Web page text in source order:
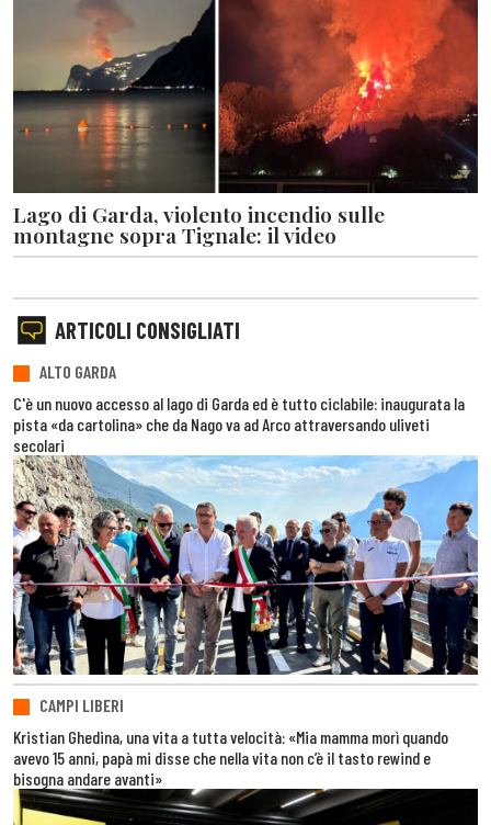
Lago di Garda, violento incendio sulle
montagne sopra Tignale: il video
ARTICOLI CONSIGLIATI
ALTO GARDA
C'è un nuovo accesso al lago di Garda ed è tutto ciclabile: inaugurata la
pista «da cartolina» che da Nago va ad Arco attraversando uliveti
secolari
CAMPI LIBERI
Kristian Ghedina, una vita a tutta velocità: «Mia mamma morì quando
avevo 15 anni, papà mi disse che nella vita non c’è il tasto rewind e
bisogna andare avanti»